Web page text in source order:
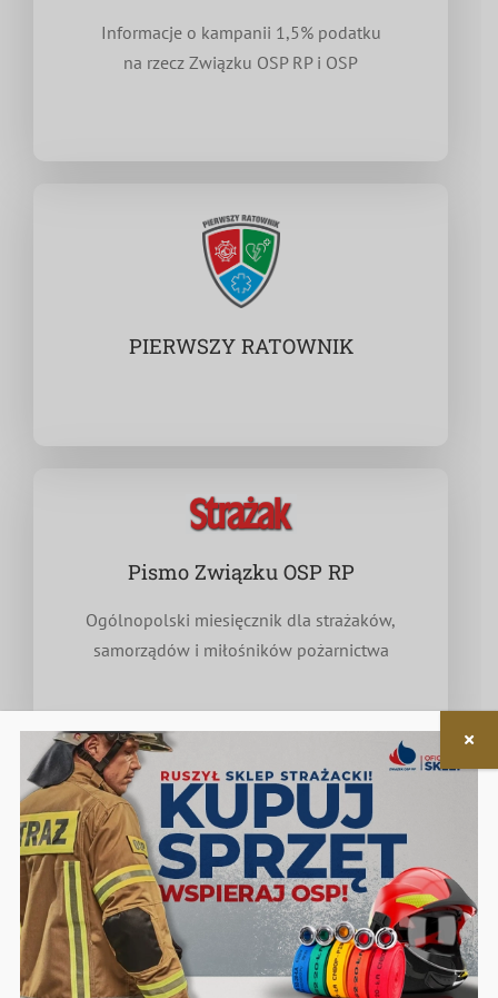
Informacje o kampanii 1,5% podatku
na rzecz Związku OSP RP i OSP
PIERWSZY RATOWNIK
Pismo Związku OSP RP
Ogólnopolski miesięcznik dla strażaków,
samorządów i miłośników pożarnictwa
Nieodpłatna pomoc prawna
w zakresie związanym z funkcjonowaniem OSP